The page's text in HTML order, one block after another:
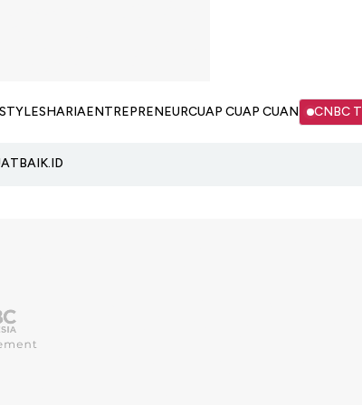
SHARIAENTREPRENEURCUAP CUAP CUAN CNBC